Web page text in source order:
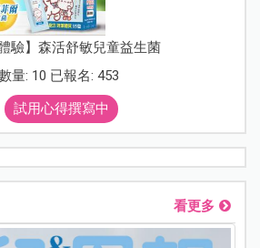
體驗】森活舒敏兒童益生菌
量: 10 已報名: 453
試用心得撰寫中
看更多